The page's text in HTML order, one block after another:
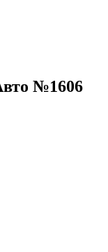
№1606